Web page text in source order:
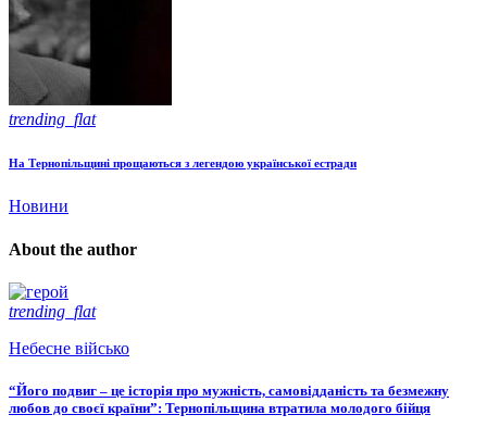
trending_flat
На Тернопільщині прощаються з легендою української естради
Новини
About the author
trending_flat
Небесне військо
“Його подвиг – це історія про мужність, самовідданість та безмежну
любов до своєї країни”: Тернопільщина втратила молодого бійця